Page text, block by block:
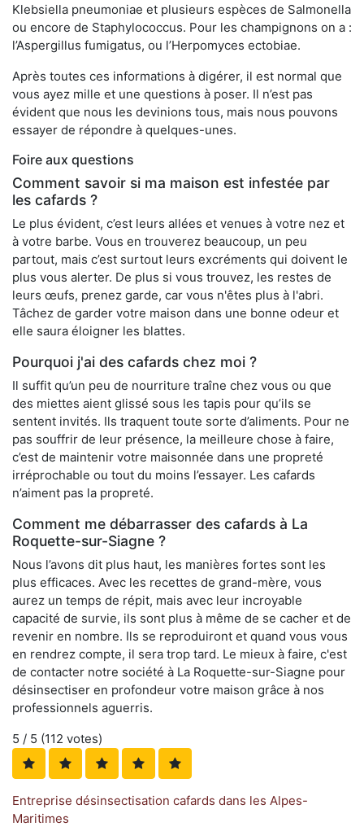
Klebsiella pneumoniae et plusieurs espèces de Salmonella
ou encore de Staphylococcus. Pour les champignons on a :
l’Aspergillus fumigatus, ou l’Herpomyces ectobiae.
Après toutes ces informations à digérer, il est normal que
vous ayez mille et une questions à poser. Il n’est pas
évident que nous les devinions tous, mais nous pouvons
essayer de répondre à quelques-unes.
Foire aux questions
Comment savoir si ma maison est infestée par
les cafards ?
Le plus évident, c’est leurs allées et venues à votre nez et
à votre barbe. Vous en trouverez beaucoup, un peu
partout, mais c’est surtout leurs excréments qui doivent le
plus vous alerter. De plus si vous trouvez, les restes de
leurs œufs, prenez garde, car vous n'êtes plus à l'abri.
Tâchez de garder votre maison dans une bonne odeur et
elle saura éloigner les blattes.
Pourquoi j'ai des cafards chez moi ?
Il suffit qu’un peu de nourriture traîne chez vous ou que
des miettes aient glissé sous les tapis pour qu’ils se
sentent invités. Ils traquent toute sorte d’aliments. Pour ne
pas souffrir de leur présence, la meilleure chose à faire,
c’est de maintenir votre maisonnée dans une propreté
irréprochable ou tout du moins l’essayer. Les cafards
n’aiment pas la propreté.
Comment me débarrasser des cafards à La
Roquette-sur-Siagne ?
Nous l’avons dit plus haut, les manières fortes sont les
plus efficaces. Avec les recettes de grand-mère, vous
aurez un temps de répit, mais avec leur incroyable
capacité de survie, ils sont plus à même de se cacher et de
revenir en nombre. Ils se reproduiront et quand vous vous
en rendrez compte, il sera trop tard. Le mieux à faire, c'est
de contacter notre société à La Roquette-sur-Siagne pour
désinsectiser en profondeur votre maison grâce à nos
professionnels aguerris.
5 / 5 (112 votes)
Entreprise désinsectisation cafards dans les Alpes-
Maritimes